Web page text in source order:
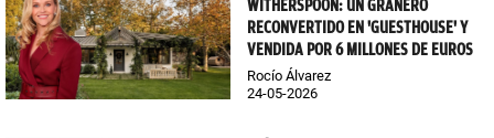
WITHERSPOON: UN GRANERO
RECONVERTIDO EN 'GUESTHOUSE' Y
VENDIDA POR 6 MILLONES DE EUROS
Rocío Álvarez
24-05-2026